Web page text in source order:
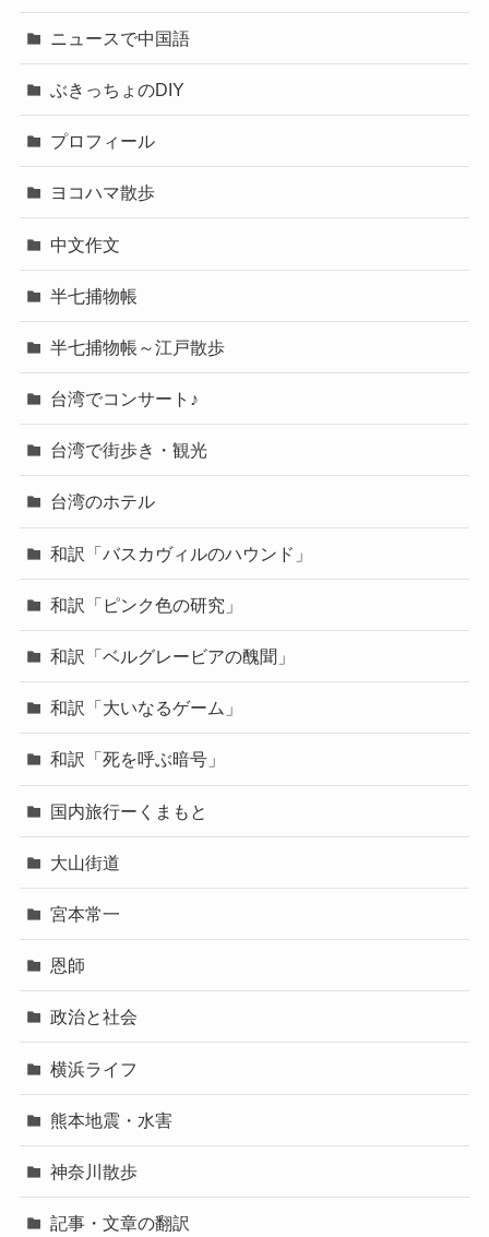
ニュースで中国語
ぶきっちょのDIY
プロフィール
ヨコハマ散歩
中文作文
半七捕物帳
半七捕物帳～江戸散歩
台湾でコンサート♪
台湾で街歩き・観光
台湾のホテル
和訳「バスカヴィルのハウンド」
和訳「ピンク色の研究」
和訳「ベルグレービアの醜聞」
和訳「大いなるゲーム」
和訳「死を呼ぶ暗号」
国内旅行ーくまもと
大山街道
宮本常一
恩師
政治と社会
横浜ライフ
熊本地震・水害
神奈川散歩
記事・文章の翻訳